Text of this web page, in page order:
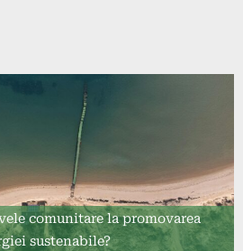
comunitare la promovarea
sustenabile?